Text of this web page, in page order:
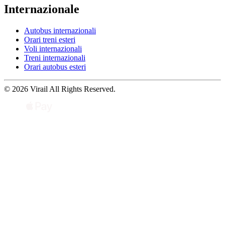
Internazionale
Autobus internazionali
Orari treni esteri
Voli internazionali
Treni internazionali
Orari autobus esteri
© 2026 Virail All Rights Reserved.